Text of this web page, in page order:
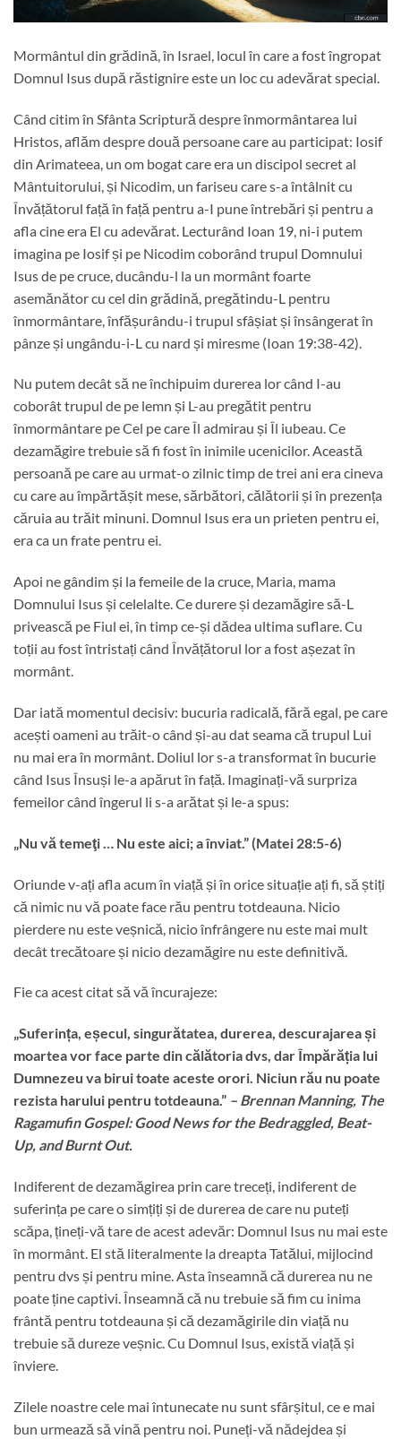
Mormântul din grădină, în Israel, locul în care a fost îngropat
Domnul Isus după răstignire este un loc cu adevărat special.
Când citim în Sfânta Scriptură despre înmormântarea lui
Hristos, aflăm despre două persoane care au participat: Iosif
din Arimateea, un om bogat care era un discipol secret al
Mântuitorului, și Nicodim, un fariseu care s-a întâlnit cu
Învățătorul față în față pentru a-I pune întrebări și pentru a
afla cine era El cu adevărat. Lecturând Ioan 19, ni-i putem
imagina pe Iosif și pe Nicodim coborând trupul Domnului
Isus de pe cruce, ducându-l la un mormânt foarte
asemănător cu cel din grădină, pregătindu-L pentru
înmormântare, înfășurându-i trupul sfâșiat și însângerat în
pânze și ungându-i-L cu nard și miresme (Ioan 19:38-42).
Nu putem decât să ne închipuim durerea lor când I-au
coborât trupul de pe lemn și L-au pregătit pentru
înmormântare pe Cel pe care Îl admirau și Îl iubeau. Ce
dezamăgire trebuie să fi fost în inimile ucenicilor. Această
persoană pe care au urmat-o zilnic timp de trei ani era cineva
cu care au împărtășit mese, sărbători, călătorii și în prezența
căruia au trăit minuni. Domnul Isus era un prieten pentru ei,
era ca un frate pentru ei.
Apoi ne gândim și la femeile de la cruce, Maria, mama
Domnului Isus și celelalte. Ce durere și dezamăgire să-L
privească pe Fiul ei, în timp ce-și dădea ultima suflare. Cu
toții au fost întristați când Învățătorul lor a fost așezat în
mormânt.
Dar iată momentul decisiv: bucuria radicală, fără egal, pe care
acești oameni au trăit-o când și-au dat seama că trupul Lui
nu mai era în mormânt. Doliul lor s-a transformat în bucurie
când Isus Însuși le-a apărut în față. Imaginați-vă surpriza
femeilor când îngerul li s-a arătat și le-a spus:
„Nu vă temeţi … Nu este aici; a înviat.” (Matei 28:5-6)
Oriunde v-ați afla acum în viață și în orice situație ați fi, să știți
că nimic nu vă poate face rău pentru totdeauna. Nicio
pierdere nu este veșnică, nicio înfrângere nu este mai mult
decât trecătoare și nicio dezamăgire nu este definitivă.
Fie ca acest citat să vă încurajeze:
„Suferința, eșecul, singurătatea, durerea, descurajarea și
moartea vor face parte din călătoria dvs, dar Împărăția lui
Dumnezeu va birui toate aceste orori. Niciun rău nu poate
rezista harului pentru totdeauna.” – Brennan Manning, The
Ragamufin Gospel: Good News for the Bedraggled, Beat-
Up, and Burnt Out.
Indiferent de dezamăgirea prin care treceți, indiferent de
suferința pe care o simțiți și de durerea de care nu puteți
scăpa, țineți-vă tare de acest adevăr: Domnul Isus nu mai este
în mormânt. El stă literalmente la dreapta Tatălui, mijlocind
pentru dvs și pentru mine. Asta înseamnă că durerea nu ne
poate ține captivi. Înseamnă că nu trebuie să fim cu inima
frântă pentru totdeauna și că dezamăgirile din viață nu
trebuie să dureze veșnic. Cu Domnul Isus, există viață și
înviere.
Zilele noastre cele mai întunecate nu sunt sfârșitul, ce e mai
bun urmează să vină pentru noi. Puneți-vă nădejdea și